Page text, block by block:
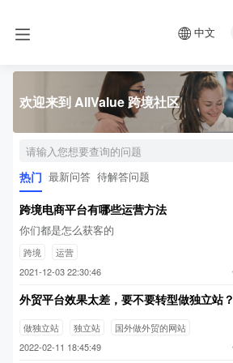
中文
欢迎来到 AllValue 跨境社区
热门 最新问答 待解答问题
跨境电商平台有哪些运营方法
你们都是怎么获客的
跨境
运营
2021-12-03 22:30:46
外贸平台效果太差，要不要转型做独立站？
做独立站 独立站
国外做外贸的网站
2022-02-11 18:45:49